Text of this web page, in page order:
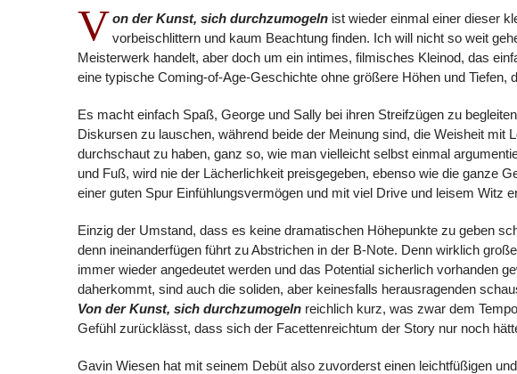
Von der Kunst, sich durchzumogeln ist wieder einmal einer dieser
vorbeischlittern und kaum Beachtung finden. Ich will nicht so weit
Meisterwerk handelt, aber doch um ein intimes, filmisches Kleinod, das
eine typische Coming-of-Age-Geschichte ohne größere Höhen und
Es macht einfach Spaß, George und Sally bei ihren Streifzügen zu
Diskursen zu lauschen, während beide der Meinung sind, die Weisheit mit
durchschaut zu haben, ganz so, wie man vielleicht selbst einmal
und Fuß, wird nie der Lächerlichkeit preisgegeben, ebenso wie die ganze
einer guten Spur Einfühlungsvermögen und mit viel Drive und leisem Witz
Einzig der Umstand, dass es keine dramatischen Höhepunkte zu geben
denn ineinanderfügen führt zu Abstrichen in der B-Note. Denn wirklich
immer wieder angedeutet werden und das Potential sicherlich vorhanden
daherkommt, sind auch die soliden, aber keinesfalls herausragenden
Von der Kunst, sich durchzumogeln reichlich kurz, was zwar dem
Gefühl zurücklässt, dass sich der Facettenreichtum der Story nur noch
Gavin Wiesen hat mit seinem Debüt also zuvorderst einen leichtfüßigen